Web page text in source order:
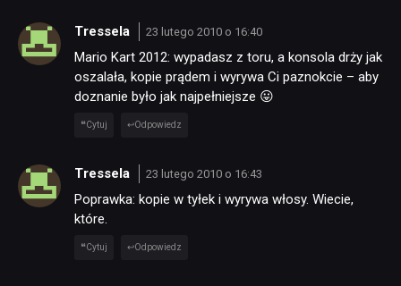
Tressela 23 lutego 2010 o 16:40
Mario Kart 2012: wypadasz z toru, a konsola drży jak
oszalała, kopie prądem i wyrywa Ci paznokcie – aby
doznanie było jak najpełniejsze 😛
Cytuj Odpowiedz
Tressela 23 lutego 2010 o 16:43
Poprawka: kopie w tyłek i wyrywa włosy. Wiecie,
które.
Cytuj Odpowiedz